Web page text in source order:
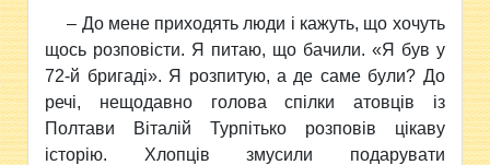
– До мене приходять люди і кажуть, що хочуть
щось розповісти. Я питаю, що бачили. «Я був у
72-й бригаді». Я розпитую, а де саме були? До
речі, нещодавно голова спілки атовців із
Полтави Віталій Турпітько розповів цікаву
історію. Хлопців змусили подарувати